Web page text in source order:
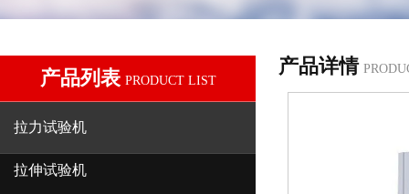
产品列表 PRODUCT LIST
拉力试验机
拉伸试验机
产品详情